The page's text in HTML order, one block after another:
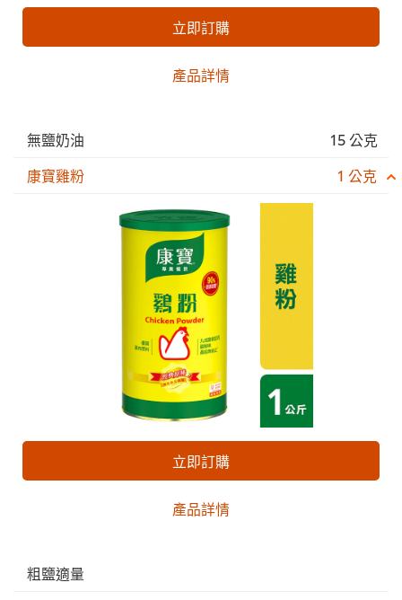
立即訂購
產品詳情
無鹽奶油
15 公克
康寶雞粉
1 公克
立即訂購
產品詳情
粗鹽適量